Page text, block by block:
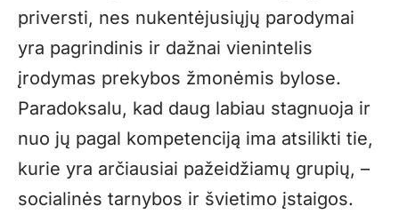
priversti, nes nukentėjusiųjų parodymai
yra pagrindinis ir dažnai vienintelis
įrodymas prekybos žmonėmis bylose.
Paradoksalu, kad daug labiau stagnuoja ir
nuo jų pagal kompetenciją ima atsilikti tie,
kurie yra arčiausiai pažeidžiamų grupių, –
socialinės tarnybos ir švietimo įstaigos.